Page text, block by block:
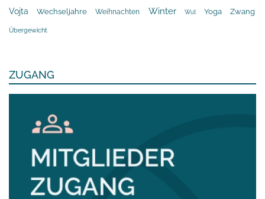
Vojta Wechseljahre Weihnachten Winter Wut Yoga Zwang
Übergewicht
ZUGANG